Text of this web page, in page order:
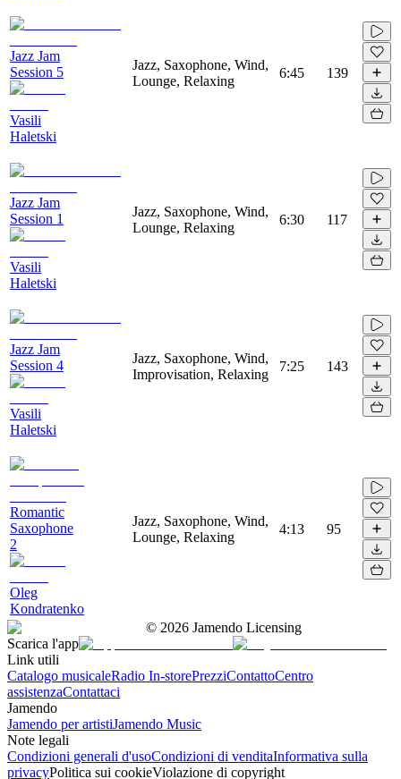
Jazz Jam
Session 5
Vasili
Haletski
Jazz, Saxophone, Wind,
Lounge, Relaxing
6:45 139
Jazz Jam
Session 1
Vasili
Haletski
Jazz, Saxophone, Wind,
Lounge, Relaxing
6:30 117
Jazz Jam
Session 4
Vasili
Haletski
Jazz, Saxophone, Wind,
Improvisation, Relaxing
7:25 143
Romantic
Saxophone
2
Oleg
Kondratenko
Jazz, Saxophone, Wind,
Lounge, Relaxing
4:13 95
© 2026 Jamendo Licensing
Scarica l'app
Link utili
Catalogo musicaleRadio In-storePrezziContattoCentro
assistenzaContattaci
Jamendo
Jamendo per artistiJamendo Music
Note legali
Condizioni generali d'usoCondizioni di venditaInformativa sulla
privacyPolitica sui cookieViolazione di copyright